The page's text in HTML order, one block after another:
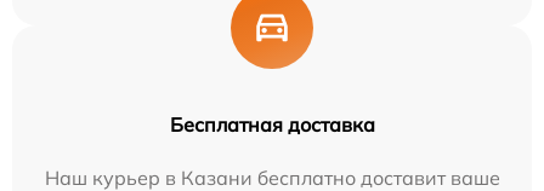
Бесплатная доставка
Наш курьер в Казани бесплатно доставит ваше